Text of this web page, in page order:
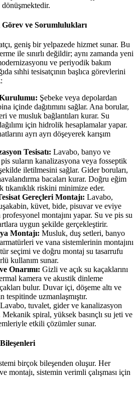
Görev ve Sorumlulukları
geniş bir yelpazede hizmet sunar. Bu
ile sınırlı değildir; aynı zamanda yeni
ve periyodik bakım
sıhhi tesisatçının başlıca görevlerini
Kurulumu: Şebeke veya depolardan
içinde dağıtımını sağlar. Ana borular,
ve musluk bağlantıları kurar. Su
için hidrolik hesaplamalar yapar.
ayrı ayrı döşeyerek karışım
Tesisatı: Lavabo, banyo ve
suların kanalizasyona veya fosseptik
iletilmesini sağlar. Gider boruları,
bacaları kurar. Doğru eğim
tıkanıklık riskini minimize eder.
Gereçleri Montajı: Lavabo,
küvet, bide, pisuvar ve eviye
montajını yapar. Su ve pis su
uygun şekilde gerçekleştirir.
Montajı: Musluk, duş setleri, banyo
ve vana sistemlerinin montajını
seçimi ve doğru montaj su tasarrufu
kullanım sunar.
Onarımı: Gizli ve açık su kaçaklarını
kamera ve akustik dinleme
bulur. Duvar içi, döşeme altı ve
tespitinde uzmanlaşmıştır.
Lavabo, tuvalet, gider ve kanalizasyon
Mekanik spiral, yüksek basınçlı su jeti ve
etkili çözümler sunar.
birçok bileşenden oluşur. Her
montajı, sistemin verimli çalışması için